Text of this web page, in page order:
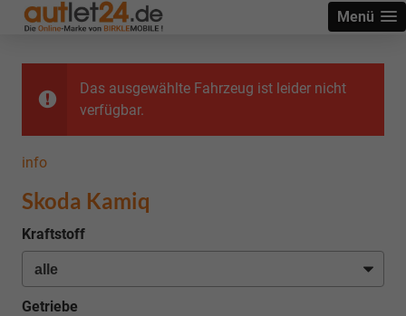
Menü
Das ausgewählte Fahrzeug ist leider nicht
verfügbar.
info
Skoda Kamiq
Kraftstoff
Getriebe